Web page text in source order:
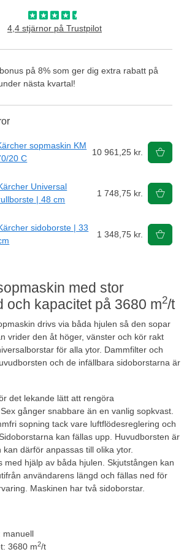
med stor
och kapacitet på 3680 m2/t
drivs via båda hjulen så den sopar
vrider den åt höger, vänster och kör rakt
för alla ytor. Dammfilter och
och de infällbara sidoborstarna är
det lekande lätt att rengöra
gånger snabbare än en vanlig sopkvast.
sopning tack vare luftflödesreglering och
kan fällas upp. Huvudborsten är
därför anpassas till olika ytor.
med hjälp av båda hjulen. Skjutstången kan
användarens längd och fällas ned för
Maskinen har två sidoborstar.
manuell
3680 m2/t
4,4 stjärnor på Trustpilot
på 8% som ger dig extra rabatt på
nästa kvartal!
sopmaskin KM
20 C
10 961,25 kr.
Universal
| 48 cm
1 748,75 kr.
sidoborste | 33
1 348,75 kr.